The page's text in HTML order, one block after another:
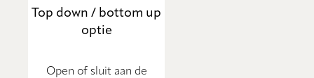
Top down / bottom up
optie
Open of sluit aan de